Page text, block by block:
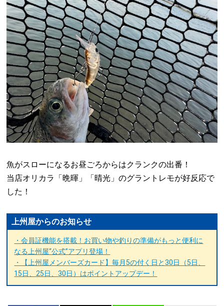
魚がスローになるお昼ごろからはクランクの出番！
当店オリカラ「晩暉」「晴光」のグラントレモが好反応で
した！
上州屋からのお知らせ
・会員証機能を搭載！お買い物や釣りの準備がもっと便利に
なる上州屋“公式”アプリ登場！
・【上州屋メンバーズカード】毎月5の付く日と30日（5日、
15日、25日、30日）はポイントアップデー！